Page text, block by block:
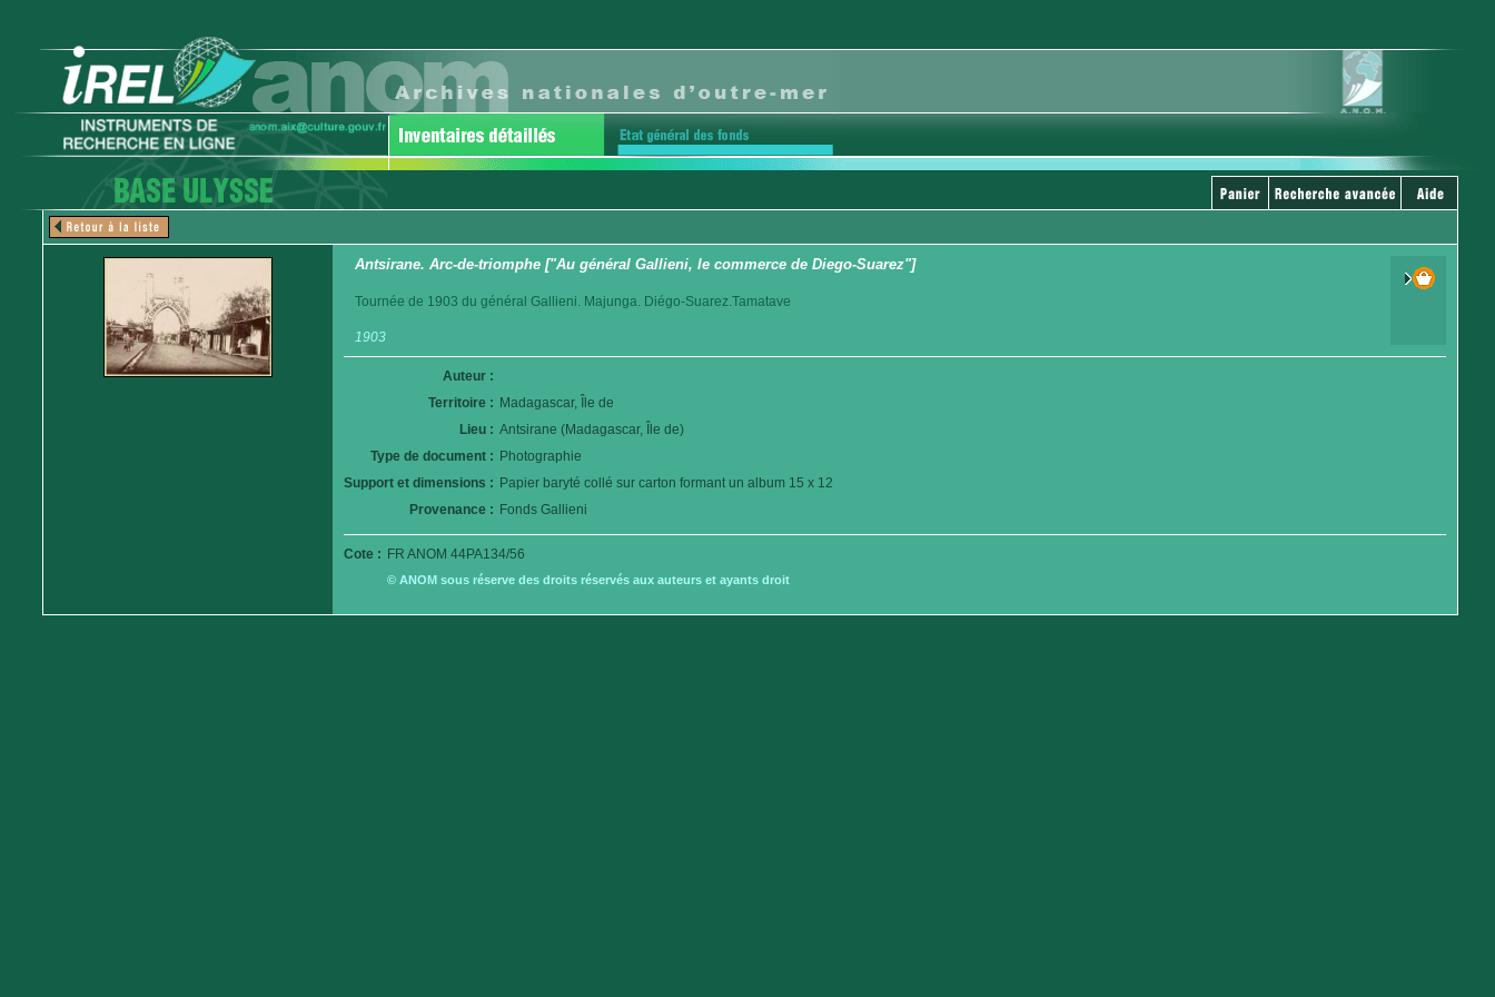
Antsirane. Arc-de-triomphe ["Au général Gallieni, le commerce de Diego-Suarez"]
Tournée de 1903 du général Gallieni. Majunga. Diégo-Suarez.Tamatave
1903
Auteur :
Territoire : Madagascar, Île de
Lieu : Antsirane (Madagascar, Île de)
Type de document : Photographie
Support et dimensions : Papier baryté collé sur carton formant un album 15 x 12
Provenance : Fonds Gallieni
Cote : FR ANOM 44PA134/56
© ANOM sous réserve des droits réservés aux auteurs et ayants droit